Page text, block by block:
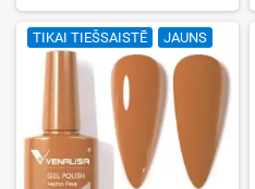
kastītē – pirmo reizi to atvērsiet
tikai jūs.
TIKAI TIEŠSAISTĒ JAUNS